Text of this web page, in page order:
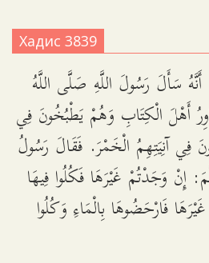
Хадис 3839
سَأَلَ رَسُولَ اللَّهِ صَلَّى اللَّهُ
أَهْلَ الْكِتَابِ وَهُمْ يَطْبُخُونَ فِي
فِي آنِيَتِهِمُ الْخَمْرَ. فَقَالَ رَسُولُ
إِنْ وَجَدْتُمْ غَيْرَهَا فَكُلُوا فِيهَا
فَارْحَضُوهَا بِالْمَاءِ وَكُلُوا